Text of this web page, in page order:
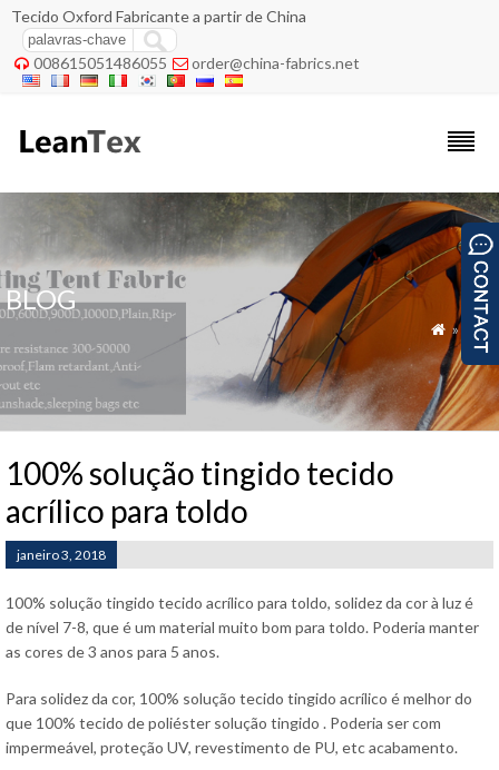
Tecido Oxford Fabricante a partir de China
 008615051486055  order@china-fabrics.net
BLOG
 » Blog
100% solução tingido tecido
acrílico para toldo
janeiro 3, 2018
100% solução tingido tecido acrílico para toldo, solidez da cor à luz é
de nível 7-8, que é um material muito bom para toldo. Poderia manter
as cores de 3 anos para 5 anos.
Para solidez da cor, 100% solução tecido tingido acrílico é melhor do
que 100% tecido de poliéster solução tingido . Poderia ser com
impermeável, proteção UV, revestimento de PU, etc acabamento.